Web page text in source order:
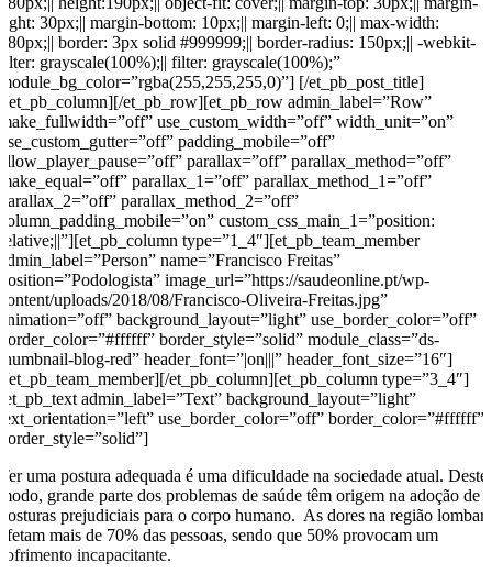
right: 30px;|| margin-bottom: 10px;|| margin-left: 0;|| max-width:
180px;|| border: 3px solid #999999;|| border-radius: 150px;|| -webkit-
filter: grayscale(100%);|| filter: grayscale(100%);”
module_bg_color=”rgba(255,255,255,0)”] [/et_pb_post_title]
[/et_pb_column][/et_pb_row][et_pb_row admin_label=”Row”
make_fullwidth=”off” use_custom_width=”off” width_unit=”on”
use_custom_gutter=”off” padding_mobile=”off”
allow_player_pause=”off” parallax=”off” parallax_method=”off”
make_equal=”off” parallax_1=”off” parallax_method_1=”off”
parallax_2=”off” parallax_method_2=”off”
column_padding_mobile=”on” custom_css_main_1=”position:
relative;||”][et_pb_column type=”1_4″][et_pb_team_member
admin_label=”Person” name=”Francisco Freitas”
position=”Podologista” image_url=”https://saudeonline.pt/wp-
content/uploads/2018/08/Francisco-Oliveira-Freitas.jpg”
animation=”off” background_layout=”light” use_border_color=”off”
border_color=”#ffffff” border_style=”solid” module_class=”ds-
thumbnail-blog-red” header_font=”|on|||” header_font_size=”16″]
[/et_pb_team_member][/et_pb_column][et_pb_column type=”3_4″]
[et_pb_text admin_label=”Text” background_layout=”light”
text_orientation=”left” use_border_color=”off” border_color=”#ffffff”
border_style=”solid”]
Ter uma postura adequada é uma dificuldade na sociedade atual. Deste
modo, grande parte dos problemas de saúde têm origem na adoção de
posturas prejudiciais para o corpo humano. As dores na região lombar
afetam mais de 70% das pessoas, sendo que 50% provocam um
sofrimento incapacitante.